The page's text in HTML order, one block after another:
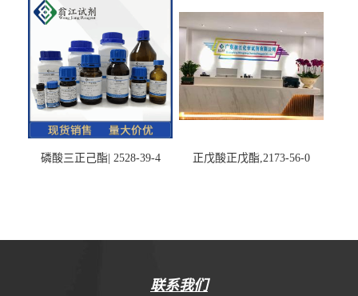
磷酸三正己酯| 2528-39-4 正戊酸正戊酯,2173-56-0
联系我们